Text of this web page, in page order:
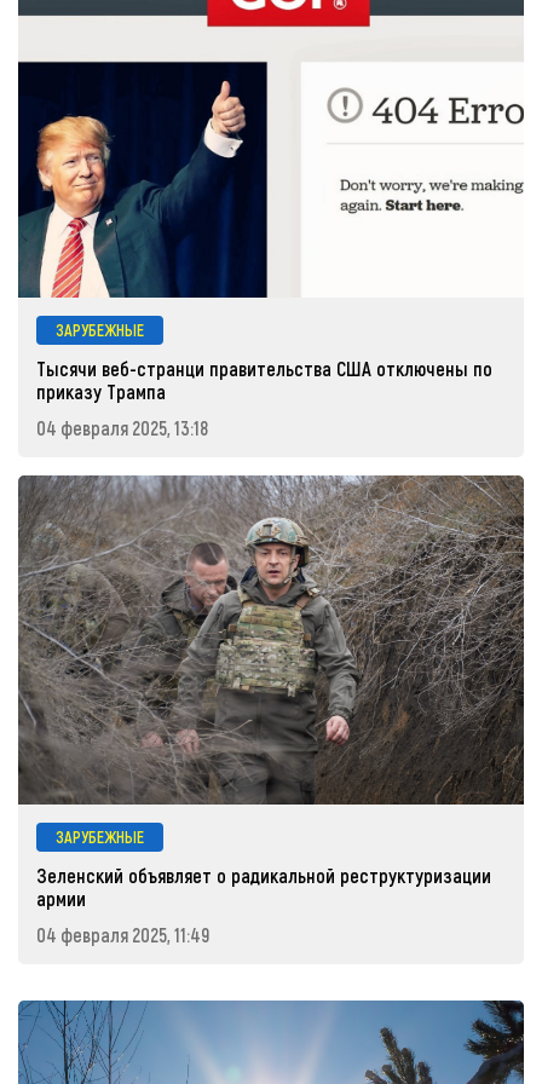
ЗАРУБЕЖНЫЕ
Тысячи веб-странци правительства США отключены по
приказу Трампа
04 февраля 2025, 13:18
ЗАРУБЕЖНЫЕ
Зеленский объявляет о радикальной реструктуризации
армии
04 февраля 2025, 11:49